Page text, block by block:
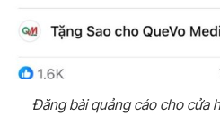
Đăng bài quảng cáo cho cửa